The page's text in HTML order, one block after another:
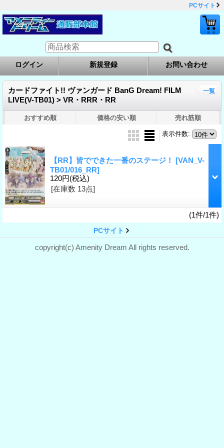
PCサイト
ログイン 新規登録 お問い合わせ
カードファイト!! ヴァンガード BanG Dream! FILM
LIVE(V-TB01) > VR・RRR・RR
一覧
おすすめ順 価格の安い順 売れ筋順
表示件数:
【RR】皆でできた一番のステージ！ [VAN_V-
TB01/016_RR]
120円(税込)
[在庫数 13点]
(1件/1件)
PCサイト
copyright(c) Amenity Dream All rights reserved.